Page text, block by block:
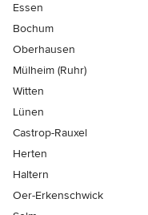
Essen
Bochum
Oberhausen
Mülheim (Ruhr)
Witten
Lünen
Castrop-Rauxel
Herten
Haltern
Oer-Erkenschwick